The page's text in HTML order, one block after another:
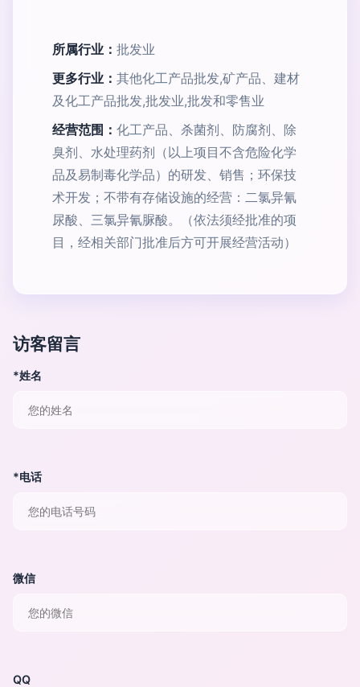
所属行业： 批发业
更多行业： 其他化工产品批发,矿产品、建材
及化工产品批发,批发业,批发和零售业
经营范围： 化工产品、杀菌剂、防腐剂、除
臭剂、水处理药剂（以上项目不含危险化学
品及易制毒化学品）的研发、销售；环保技
术开发；不带有存储设施的经营：二氯异氰
尿酸、三氯异氰脲酸。（依法须经批准的项
目，经相关部门批准后方可开展经营活动）
访客留言
*姓名
*电话
微信
QQ